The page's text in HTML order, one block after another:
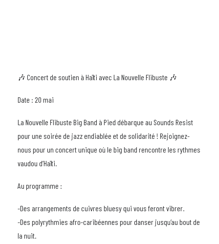
🎶 Concert de soutien à Haïti avec La Nouvelle Flibuste 🎶
Date : 20 mai
La Nouvelle Flibuste Big Band à Pied débarque au Sounds Resist
pour une soirée de jazz endiablée et de solidarité ! Rejoignez-
nous pour un concert unique où le big band rencontre les rythmes
vaudou d’Haïti.
Au programme :
-Des arrangements de cuivres bluesy qui vous feront vibrer.
-Des polyrythmies afro-caribéennes pour danser jusqu’au bout de
la nuit.